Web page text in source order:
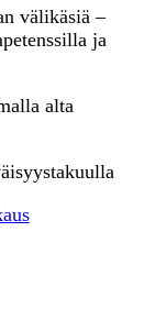
välikäsiä –
ja
alta